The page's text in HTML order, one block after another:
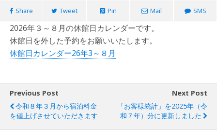
Share Tweet Pin Mail SMS
2026年３～８月の休館日カレンダーです。
休館日を外した予約をお願いいたします。
休館日カレンダー26年3～８月
Previous Post
令和８年３月から宿泊料金
を値上げさせていただきます
Next Post
「お客様統計」を2025年（令
和７年）分に更新しました